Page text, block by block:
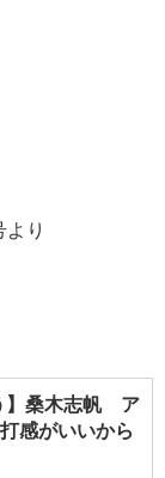
り
】桑木志帆 ア
感がいいから